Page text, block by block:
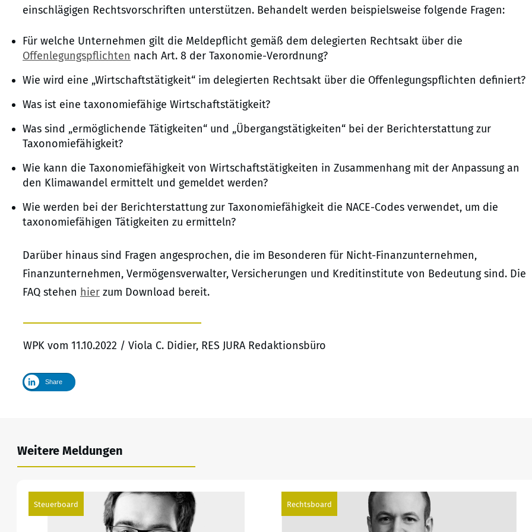
einschlägigen Rechtsvorschriften unterstützen. Behandelt werden beispielsweise folgende Fragen:
Für welche Unternehmen gilt die Meldepflicht gemäß dem delegierten Rechtsakt über die
Offenlegungspflichten nach Art. 8 der Taxonomie-Verordnung?
Wie wird eine „Wirtschaftstätigkeit“ im delegierten Rechtsakt über die Offenlegungspflichten definiert?
Was ist eine taxonomiefähige Wirtschaftstätigkeit?
Was sind „ermöglichende Tätigkeiten“ und „Übergangstätigkeiten“ bei der Berichterstattung zur
Taxonomiefähigkeit?
Wie kann die Taxonomiefähigkeit von Wirtschaftstätigkeiten in Zusammenhang mit der Anpassung an
den Klimawandel ermittelt und gemeldet werden?
Wie werden bei der Berichterstattung zur Taxonomiefähigkeit die NACE-Codes verwendet, um die
taxonomiefähigen Tätigkeiten zu ermitteln?
Darüber hinaus sind Fragen angesprochen, die im Besonderen für Nicht-Finanzunternehmen,
Finanzunternehmen, Vermögensverwalter, Versicherungen und Kreditinstitute von Bedeutung sind. Die
FAQ stehen hier zum Download bereit.
WPK vom 11.10.2022 / Viola C. Didier, RES JURA Redaktionsbüro
Share
Weitere Meldungen
Steuerboard Rechtsboard